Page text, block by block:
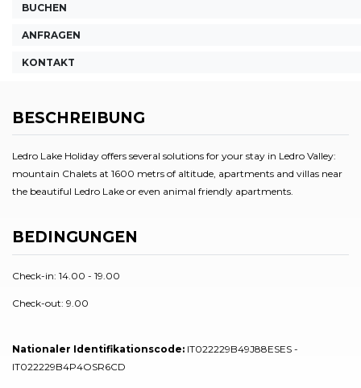
BUCHEN
ANFRAGEN
KONTAKT
BESCHREIBUNG
Ledro Lake Holiday offers several solutions for your stay in Ledro Valley:
mountain Chalets at 1600 metrs of altitude, apartments and villas near
the beautiful Ledro Lake or even animal friendly apartments.
BEDINGUNGEN
Check-in: 14.00 - 19.00
Check-out: 9.00
Nationaler Identifikationscode: IT022229B49J88ESES -
IT022229B4P4OSR6CD